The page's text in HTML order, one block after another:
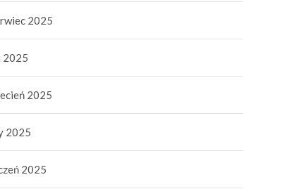
2025
2025
2025
2025
2025